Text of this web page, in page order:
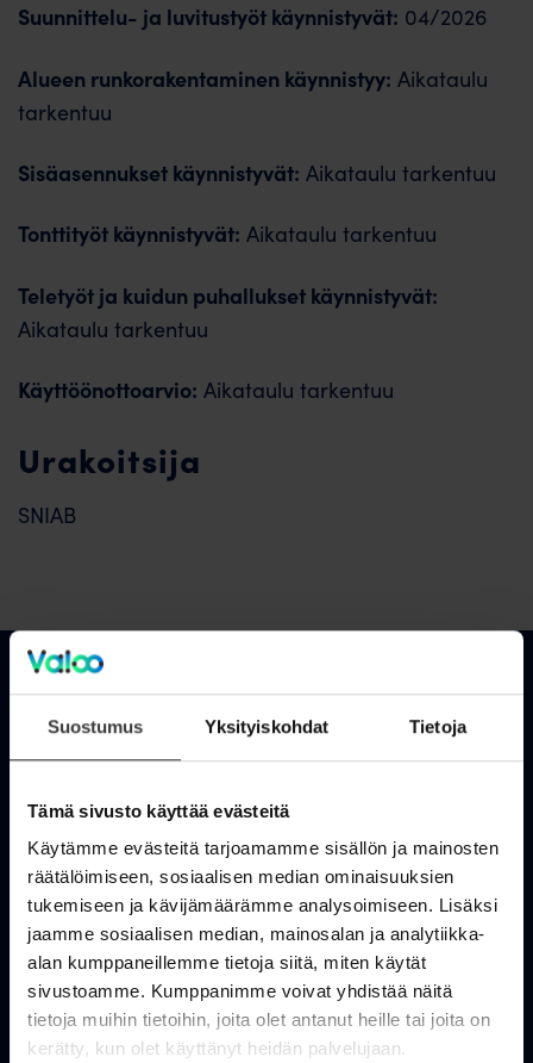
Suostumus Yksityiskohdat Tietoja
Tämä sivusto käyttää evästeitä
Käytämme evästeitä tarjoamamme sisällön ja mainosten
räätälöimiseen, sosiaalisen median ominaisuuksien
tukemiseen ja kävijämäärämme analysoimiseen. Lisäksi
jaamme sosiaalisen median, mainosalan ja analytiikka-
alan kumppaneillemme tietoja siitä, miten käytät
sivustoamme. Kumppanimme voivat yhdistää näitä
tietoja muihin tietoihin, joita olet antanut heille tai joita on
kerätty, kun olet käyttänyt heidän palvelujaan.
Suunnittelu- ja luvitustyöt käynnistyvät: 04/2026
Alueen runkorakentaminen käynnistyy: Aikataulu
tarkentuu
Sisäasennukset käynnistyvät: Aikataulu tarkentuu
Tonttityöt käynnistyvät: Aikataulu tarkentuu
Teletyöt ja kuidun puhallukset käynnistyvät:
Aikataulu tarkentuu
Käyttöönottoarvio: Aikataulu tarkentuu
Urakoitsija
SNIAB
Asiakastuki
Asiakaspalvelu
Tukisivusto
Huolto- ja häiriötiedotteet
Valoo kokemuksia
In English